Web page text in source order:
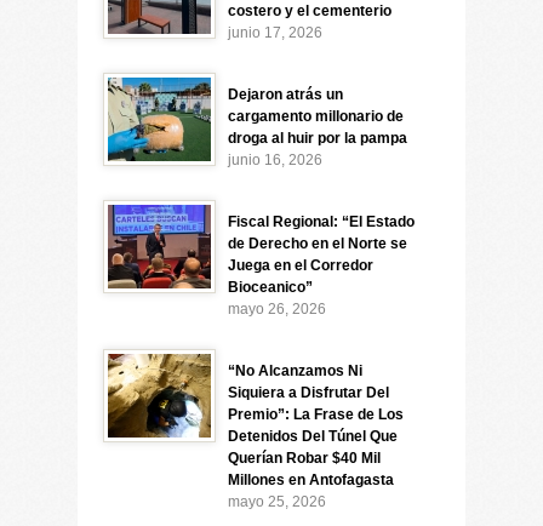
costero y el cementerio
junio 17, 2026
Dejaron atrás un
cargamento millonario de
droga al huir por la pampa
junio 16, 2026
Fiscal Regional: “El Estado
de Derecho en el Norte se
Juega en el Corredor
Bioceanico”
mayo 26, 2026
“No Alcanzamos Ni
Siquiera a Disfrutar Del
Premio”: La Frase de Los
Detenidos Del Túnel Que
Querían Robar $40 Mil
Millones en Antofagasta
mayo 25, 2026